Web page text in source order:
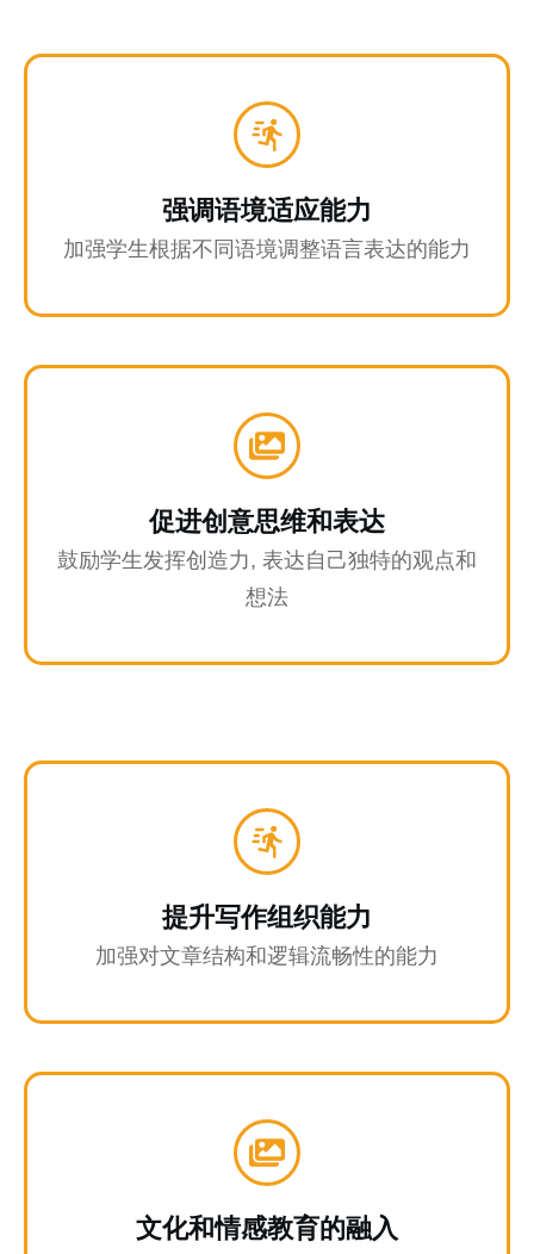
强调语境适应能力
加强学生根据不同语境调整语言表达的能力
促进创意思维和表达
鼓励学生发挥创造力, 表达自己独特的观点和
想法
提升写作组织能力
加强对文章结构和逻辑流畅性的能力
文化和情感教育的融入